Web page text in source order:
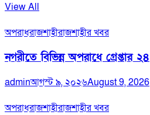
View All
অপরাধরাজশাহীরাজশাহীর খবর
নগরীতে বিভিন্ন অপরাধে গ্রেপ্তার ২৪
adminআগস্ট ৯, ২০২৬August 9, 2026
অপরাধরাজশাহীরাজশাহীর খবর